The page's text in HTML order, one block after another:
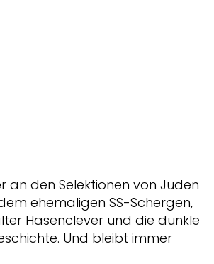
an den Selektionen von Juden
ehemaligen SS-Schergen,
Hasenclever und die dunkle
Und bleibt immer